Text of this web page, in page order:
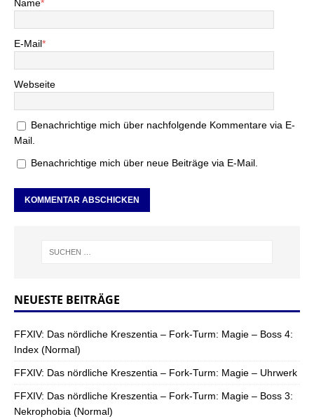
Name*
E-Mail*
Webseite
Benachrichtige mich über nachfolgende Kommentare via E-
Mail.
Benachrichtige mich über neue Beiträge via E-Mail.
NEUESTE BEITRÄGE
FFXIV: Das nördliche Kreszentia – Fork-Turm: Magie – Boss 4:
Index (Normal)
FFXIV: Das nördliche Kreszentia – Fork-Turm: Magie – Uhrwerk
FFXIV: Das nördliche Kreszentia – Fork-Turm: Magie – Boss 3:
Nekrophobia (Normal)